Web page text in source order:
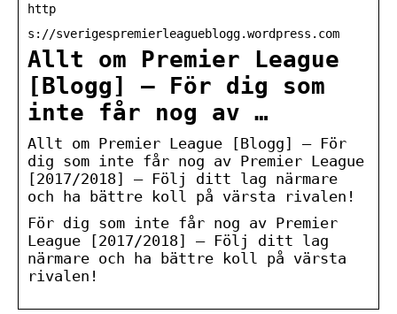
http
s://sverigespremierleagueblogg.wordpress.com
Allt om Premier League
[Blogg] – För dig som
inte får nog av …
Allt om Premier League [Blogg] – För
dig som inte får nog av Premier League
[2017/2018] – Följ ditt lag närmare
och ha bättre koll på värsta rivalen!
För dig som inte får nog av Premier
League [2017/2018] – Följ ditt lag
närmare och ha bättre koll på värsta
rivalen!